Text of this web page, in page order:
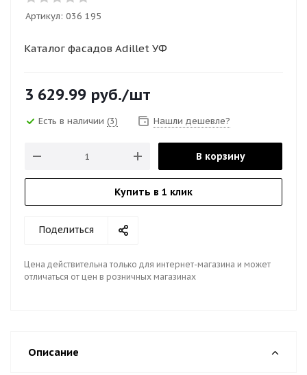
Артикул: 036 195
Каталог фасадов Adillet УФ
3 629.99 руб./шт
Есть в наличии (3) Нашли дешевле?
В корзину
Купить в 1 клик
Поделиться
Цена действительна только для интернет-магазина и может
отличаться от цен в розничных магазинах
Описание